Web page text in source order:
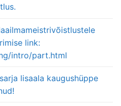
link:
intro/part.html
lisaala kaugushüppe